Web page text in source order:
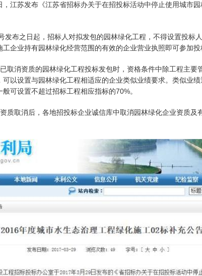
江苏发布《江苏省招标办关于在招投标活动中停止使用城市园
发布之日起，招标人对拟发包的园林绿化工程，不得设置投标
企业持有园林绿化经营范围的有效的企业营业执照即可参加投
取消资质的园林绿化工程投标发包时，资格条件中除工程主要
以设置与园林绿化工程相适应的企业类似业绩要求。类似业绩
可设置不超过招标工程相应指标的70%。
质取消后，各地招投标企业诚信库中取消园林绿化企业资质及